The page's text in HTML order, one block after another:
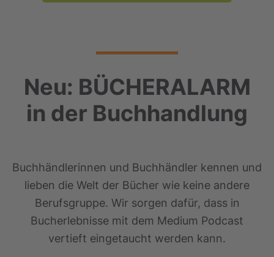
Neu: BÜCHERALARM
in der Buchhandlung
Buchhändlerinnen und Buchhändler kennen und
lieben die Welt der Bücher wie keine andere
Berufsgruppe. Wir sorgen dafür, dass in
Bucherlebnisse mit dem Medium Podcast
vertieft eingetaucht werden kann.